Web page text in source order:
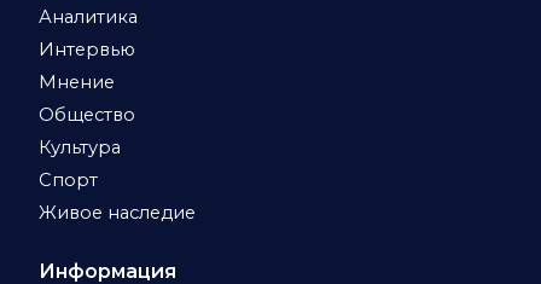
Аналитика
Интервью
Мнение
Общество
Культура
Спорт
Живое наследие
Информация